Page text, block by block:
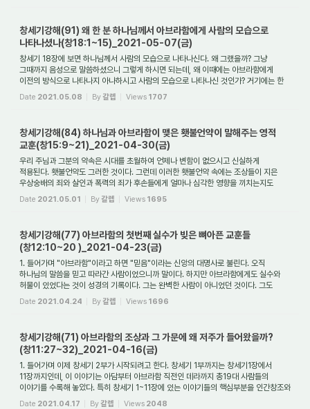
창세기강해(91) 왜 한 분 하나님께서 아브라함에게 사람의 모습으로
나타나셨나(창18:1~15)_2021-05-07(금)
창세기 18장에 보면 하나님께서 사람의 모습으로 나타나신다. 왜 그랬을까? 그냥
그때까지 음성으로 말씀하셨으니 그렇게 하시면 되는데, 왜 이때에는 아브라함에게
이전의 방식으로 나타나지 아나하시고 사람의 모습으로 나타나신 것인가? 거기에는 한
분 하...
Date 2021.05.08 By갈렙 Views 1707
창세기강해(84) 하나님과 아브라함이 맺은 횃불언약이 말해주는 영적
교훈(창15:9~21)_2021-04-30(금)
우리 주님과 그분의 약속은 시대를 초월하여 언제나 변함이 없으시고 신실하게
적용된다. 횃불언약도 그러한 것이다. 그런데 이러한 횃불언약 속에는 조상들이 지은
우상숭배의 죄와 살인과 폭력의 죄가 후손들에게 얼마나 심각한 영향을 끼치는지도
말해주고 ...
Date 2021.05.01 By갈렙 Views 1695
창세기강해(77) 아브라함의 첫번째 실수가 빚은 뼈아픈 교훈들
(창12:10~20 )_2021-04-23(금)
1. 들어가며 "아브라함"이라고 하면 "믿음"이라는 신앙의 대명사로 불린다. 오직
하나님의 말씀을 믿고 따라간 사람이었으니까 말이다. 하지만 아브라함에게도 실수와
허물이 있었다는 것이 성경의 기록이다. 그는 완벽한 사람이 아니었던 것이다. 그도
우리도...
Date 2021.04.24 By갈렙 Views 1696
창세기강해(71) 아브라함의 조상과 그 가문에 왜 저주가 들어왔을까?
(창11:27~32)_2021-04-16(금)
1. 들어가며 이제 창세기 2부가 시작되려고 한다. 창세기 1부까지는 창세기1장에서
11장까지인데, 이 이야기는 아담부터 아브라함 직전인 데라까지 총19대 사람들의
이야기를 수록해 놓았다. 특히 창세기 1~11장에 있는 이야기들의 핵심부분을 인간창조와
타락...
Date 2021.04.17 By갈렙 Views 2048